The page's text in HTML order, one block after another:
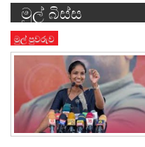
Alternative:
මුල් බිස්ස
මුල් පුවරුව